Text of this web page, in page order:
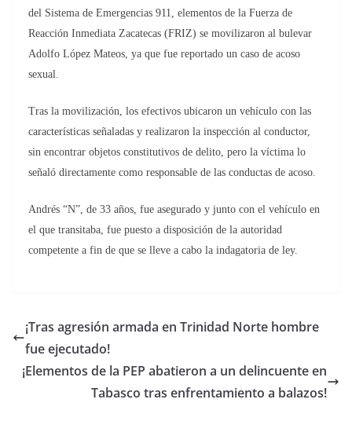
del Sistema de Emergencias 911, elementos de la Fuerza de
Reacción Inmediata Zacatecas (FRIZ) se movilizaron al bulevar
Adolfo López Mateos, ya que fue reportado un caso de acoso
sexual.
Tras la movilización, los efectivos ubicaron un vehículo con las
características señaladas y realizaron la inspección al conductor,
sin encontrar objetos constitutivos de delito, pero la víctima lo
señaló directamente como responsable de las conductas de acoso.
Andrés “N”, de 33 años, fue asegurado y junto con el vehículo en
el que transitaba, fue puesto a disposición de la autoridad
competente a fin de que se lleve a cabo la indagatoria de ley.
¡Tras agresión armada en Trinidad Norte hombre
fue ejecutado!
¡Elementos de la PEP abatieron a un delincuente en
Tabasco tras enfrentamiento a balazos!